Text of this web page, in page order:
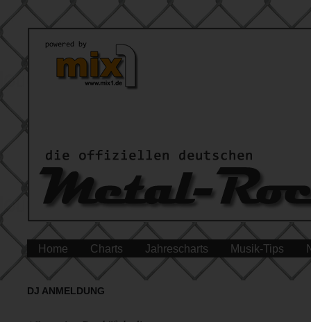
Home Charts Jahrescharts Musik-Tips
DJ ANMELDUNG